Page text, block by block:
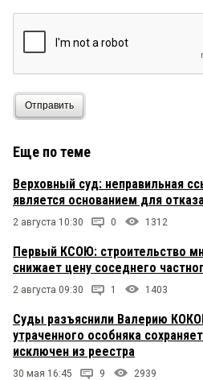
Отправить
Еще по теме
Верховный суд: неправильная
является основанием для
2 августа 10:30 0 1312
Первый КСОЮ: строительство
снижает цену соседнего
2 августа 09:30 1 1403
Суды разъяснили Валерию
утраченного особняка
исключен из реестра
30 мая 16:45 9 2939